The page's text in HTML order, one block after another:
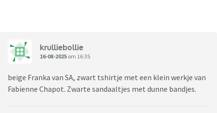
krulliebollie
16-08-2025 om 16:35
beige Franka van SA, zwart tshirtje met een klein werkje van
Fabienne Chapot. Zwarte sandaaltjes met dunne bandjes.